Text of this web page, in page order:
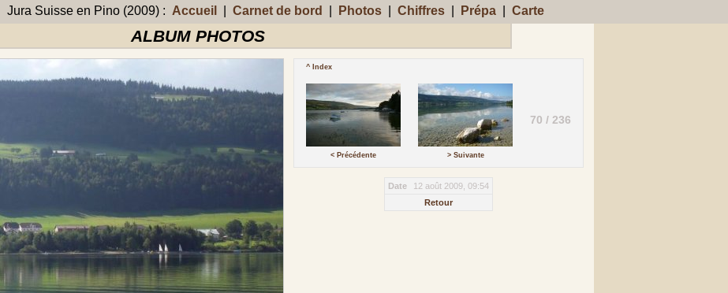
Jura Suisse en Pino (2009) : Accueil Carnet de bord Photos Chiffres Prépa Carte
ALBUM PHOTOS
^ Index
< Précédente > Suivante
70 / 236
Date
12 août 2009, 09:54
Retour